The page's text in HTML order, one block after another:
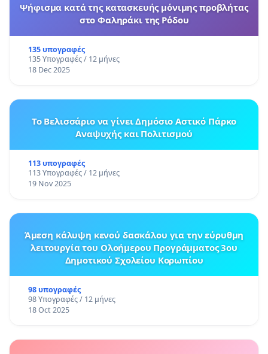
Ψήφισμα κατά της κατασκευής μόνιμης προβλήτας
στο Φαληράκι της Ρόδου
135 υπογραφές
135 Υπογραφές / 12 μήνες
18 Dec 2025
Το Βελισσάριο να γίνει Δημόσιο Αστικό Πάρκο
Αναψυχής και Πολιτισμού
113 υπογραφές
113 Υπογραφές / 12 μήνες
19 Nov 2025
Άμεση κάλυψη κενού δασκάλου για την εύρυθμη
λειτουργία του Ολοήμερου Προγράμματος 3ου
Δημοτικού Σχολείου Κορωπίου
98 υπογραφές
98 Υπογραφές / 12 μήνες
18 Oct 2025